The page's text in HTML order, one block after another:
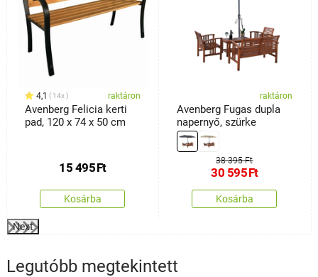
4,1 14x raktáron
Avenberg Felicia kerti
pad, 120 x 74 x 50 cm
15 495Ft
Kosárba
raktáron
Avenberg Fugas dupla
napernyő, szürke
38 395 Ft
30 595Ft
Kosárba
Next
Legutóbb megtekintett